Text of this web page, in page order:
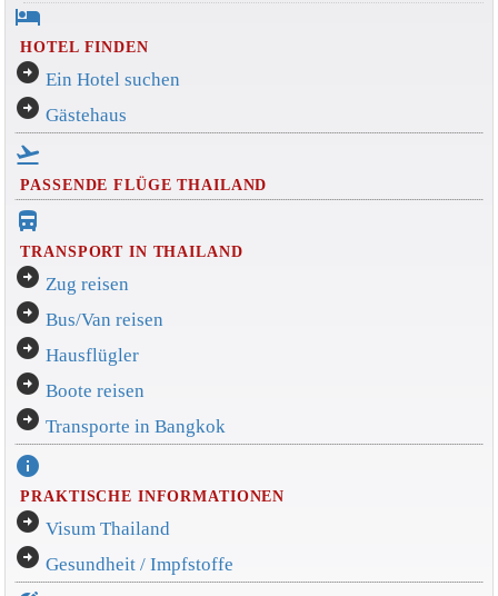
hotel
HOTEL FINDEN
arrow_circle_right Ein Hotel suchen
arrow_circle_right Gästehaus
flight_takeoff
PASSENDE FLÜGE THAILAND
directions_bus_filled
TRANSPORT IN THAILAND
arrow_circle_right Zug reisen
arrow_circle_right Bus/Van reisen
arrow_circle_right Hausflügler
arrow_circle_right Boote reisen
arrow_circle_right Transporte in Bangkok
info
PRAKTISCHE INFORMATIONEN
arrow_circle_right Visum Thailand
arrow_circle_right Gesundheit / Impfstoffe